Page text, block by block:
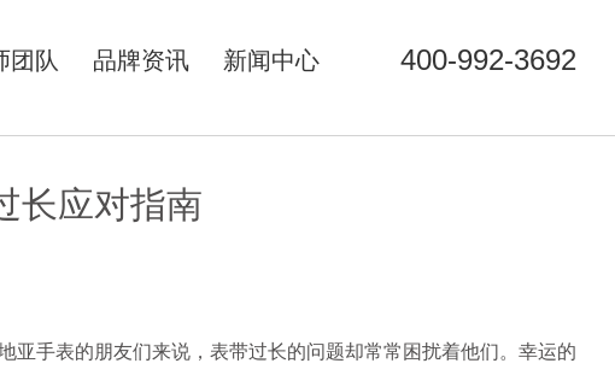
团队 品牌资讯 新闻中心 400-992-3692
长应对指南
手表的朋友们来说，表带过长的问题却常常困扰着他们。幸运的